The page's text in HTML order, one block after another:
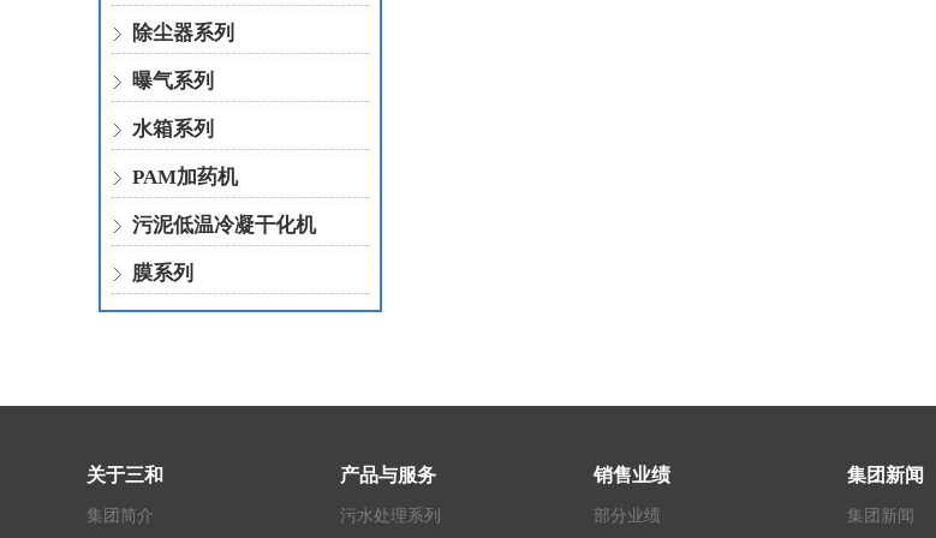
除尘器系列
曝气系列
水箱系列
PAM加药机
污泥低温冷凝干化机
膜系列
关于三和
集团简介
产品与服务
污水处理系列
销售业绩
部分业绩
集团新闻
集团新闻